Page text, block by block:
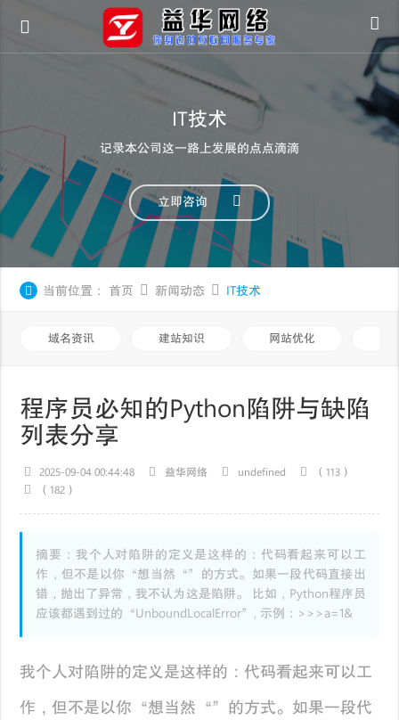
IT技术
记录本公司这一路上发展的点点滴滴
立即咨询
当前位置： 首页 新闻动态 IT技术
域名资讯 建站知识 网站优化
程序员必知的Python陷阱与缺陷
列表分享
2025-09-04 00:44:48 益华网络 undefined
（113）
（182）
摘要：我个人对陷阱的定义是这样的：代码看起来可以工
作，但不是以你“想当然“”的方式。如果一段代码直接出
错，抛出了异常，我不认为这是陷阱。 比如，Python程序员
应该都遇到过的“UnboundLocalError”, 示例：>>>a=1&
我个人对陷阱的定义是这样的：代码看起来可以工
作，但不是以你“想当然“”的方式。如果一段代